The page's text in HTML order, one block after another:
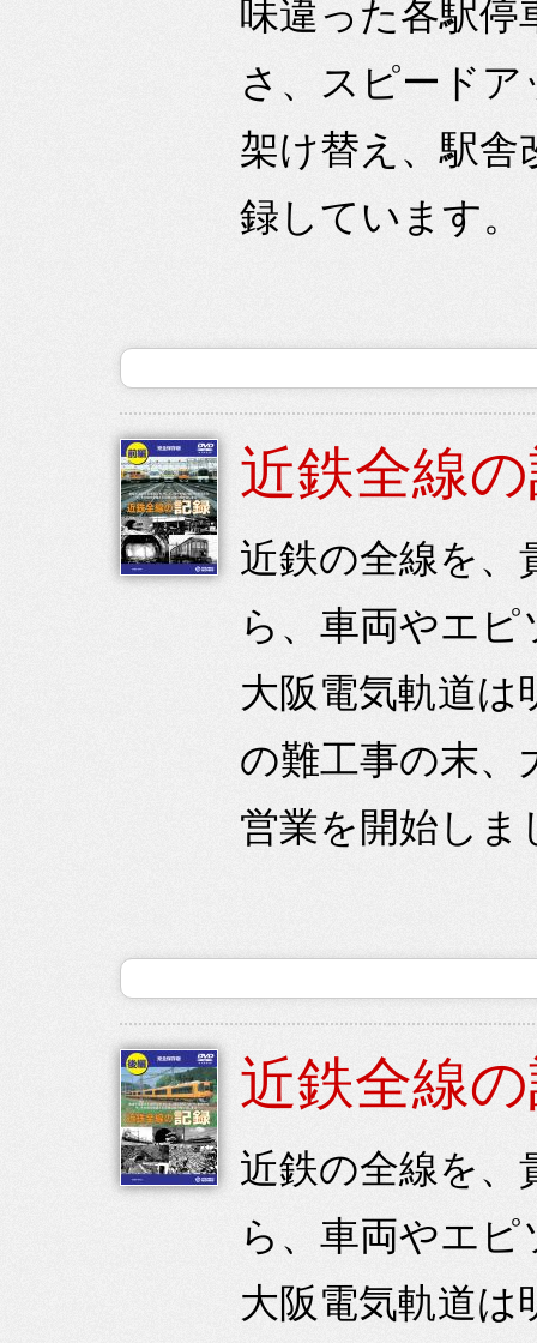
味違った各駅停
さ、スピード
架け替え、駅舎
録しています。
近鉄全線
近鉄の全線を、
ら、車両やエ
大阪電気軌道は
の難工事の末、
営業を開始しま
近鉄全線
近鉄の全線を、
ら、車両やエ
大阪電気軌道は